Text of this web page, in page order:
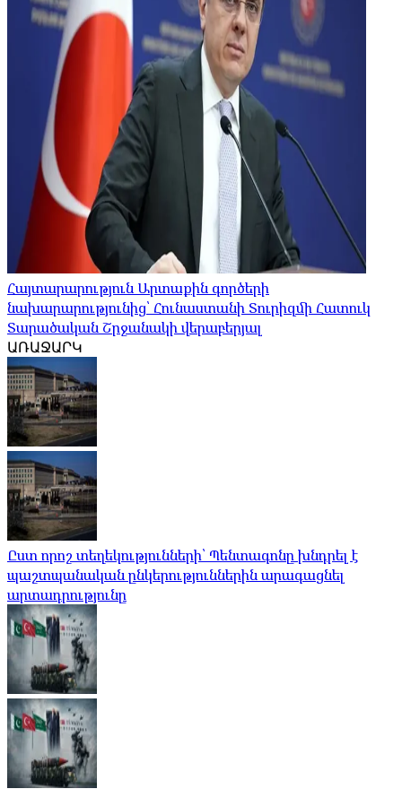
Հայտարարություն Արտաքին գործերի
նախարարությունից՝ Հունաստանի Տուրիզմի Հատուկ
Տարածական Շրջանակի վերաբերյալ
ԱՌԱՋԱՐԿ
Ըստ որոշ տեղեկությունների՝ Պենտագոնը խնդրել է
պաշտպանական ընկերություններին արագացնել
արտադրությունը